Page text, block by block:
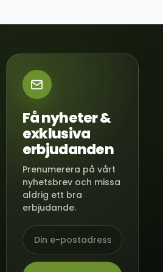
Få nyheter &
exklusiva
erbjudanden
Prenumerera på vårt
nyhetsbrev och missa
aldrig ett bra
erbjudande.